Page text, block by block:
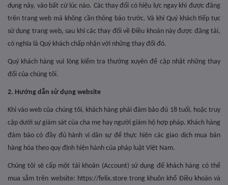
dụng này, vào bất cứ lúc nào. Các thay đổi có hiệu lực ngay khi được đăng
trên trang web mà không cần thông báo trước. Và khi Quý khách tiếp tục
sử dụng trang web, sau khi các thay đổi về Điều khoản này được đăng tải,
có nghĩa là Quý khách chấp nhận với những thay đổi đó.
Quý khách hàng vui lòng kiểm tra thường xuyên để cập nhật những thay
đổi của chúng tôi.
2. Hướng dẫn sử dụng website
Khi vào web của chúng tôi, khách hàng phải đảm bảo đủ 18 tuổi, hoặc truy
cập dưới sự giám sát của cha mẹ hay người giám hộ hợp pháp. Khách hàng
đảm bảo có đầy đủ hành vi dân sự để thực hiện các giao dịch mua bán
hàng hóa theo quy định hiện hành của pháp luật Việt Nam.
Chúng tôi sẽ cấp một tài khoản (Account) sử dụng để khách hàng có thể
mua sắm trên website: https://felix.store trong khuôn khổ Điều khoản và